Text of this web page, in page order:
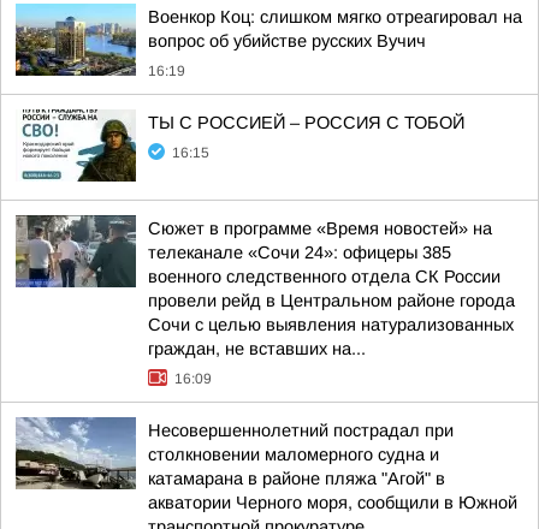
Военкор Коц: слишком мягко отреагировал на
вопрос об убийстве русских Вучич
16:19
ТЫ С РОССИЕЙ – РОССИЯ С ТОБОЙ
16:15
Сюжет в программе «Время новостей» на
телеканале «Сочи 24»: офицеры 385
военного следственного отдела СК России
провели рейд в Центральном районе города
Сочи с целью выявления натурализованных
граждан, не вставших на...
16:09
Несовершеннолетний пострадал при
столкновении маломерного судна и
катамарана в районе пляжа "Агой" в
акватории Черного моря, сообщили в Южной